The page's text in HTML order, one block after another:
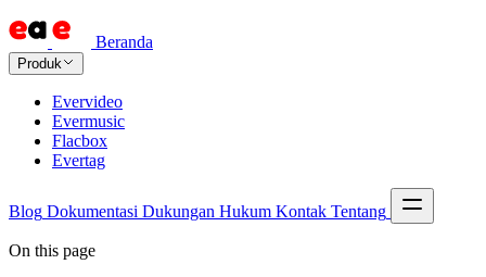
Beranda
Produk
Evervideo
Evermusic
Flacbox
Evertag
Blog Dokumentasi Dukungan Hukum Kontak Tentang
On this page